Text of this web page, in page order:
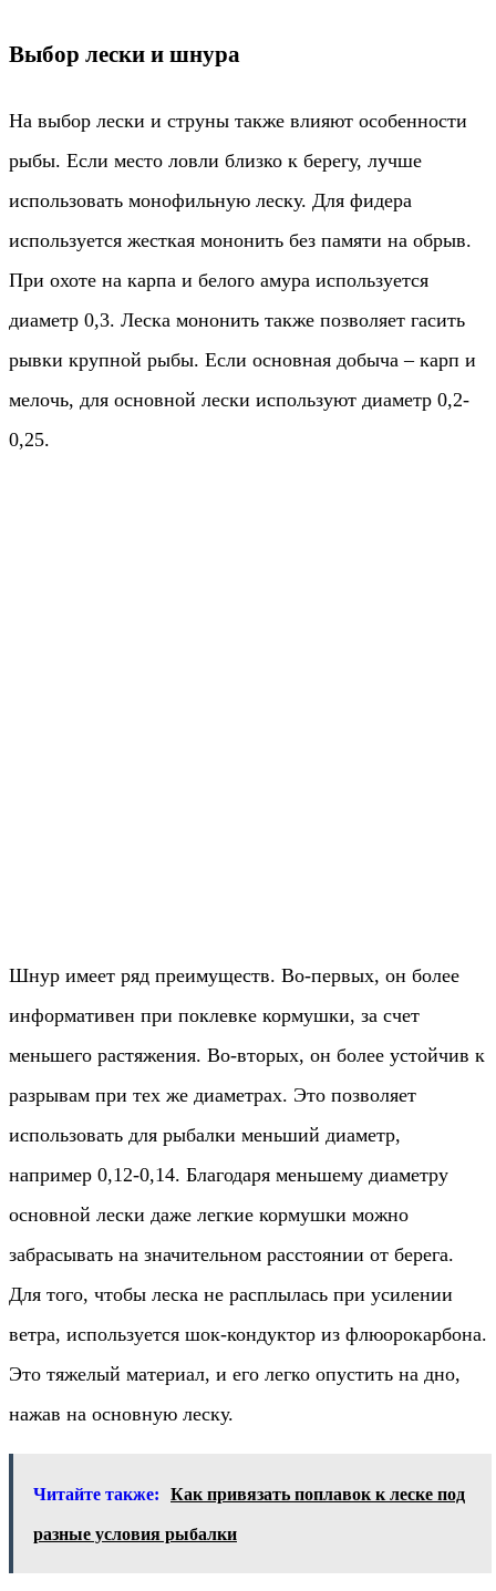
Выбор лески и шнура
На выбор лески и струны также влияют особенности
рыбы. Если место ловли близко к берегу, лучше
использовать монофильную леску. Для фидера
используется жесткая мононить без памяти на обрыв.
При охоте на карпа и белого амура используется
диаметр 0,3. Леска мононить также позволяет гасить
рывки крупной рыбы. Если основная добыча – карп и
мелочь, для основной лески используют диаметр 0,2-
0,25.
Шнур имеет ряд преимуществ. Во-первых, он более
информативен при поклевке кормушки, за счет
меньшего растяжения. Во-вторых, он более устойчив к
разрывам при тех же диаметрах. Это позволяет
использовать для рыбалки меньший диаметр,
например 0,12-0,14. Благодаря меньшему диаметру
основной лески даже легкие кормушки можно
забрасывать на значительном расстоянии от берега.
Для того, чтобы леска не расплылась при усилении
ветра, используется шок-кондуктор из флюорокарбона.
Это тяжелый материал, и его легко опустить на дно,
нажав на основную леску.
Читайте также: Как привязать поплавок к леске под
разные условия рыбалки